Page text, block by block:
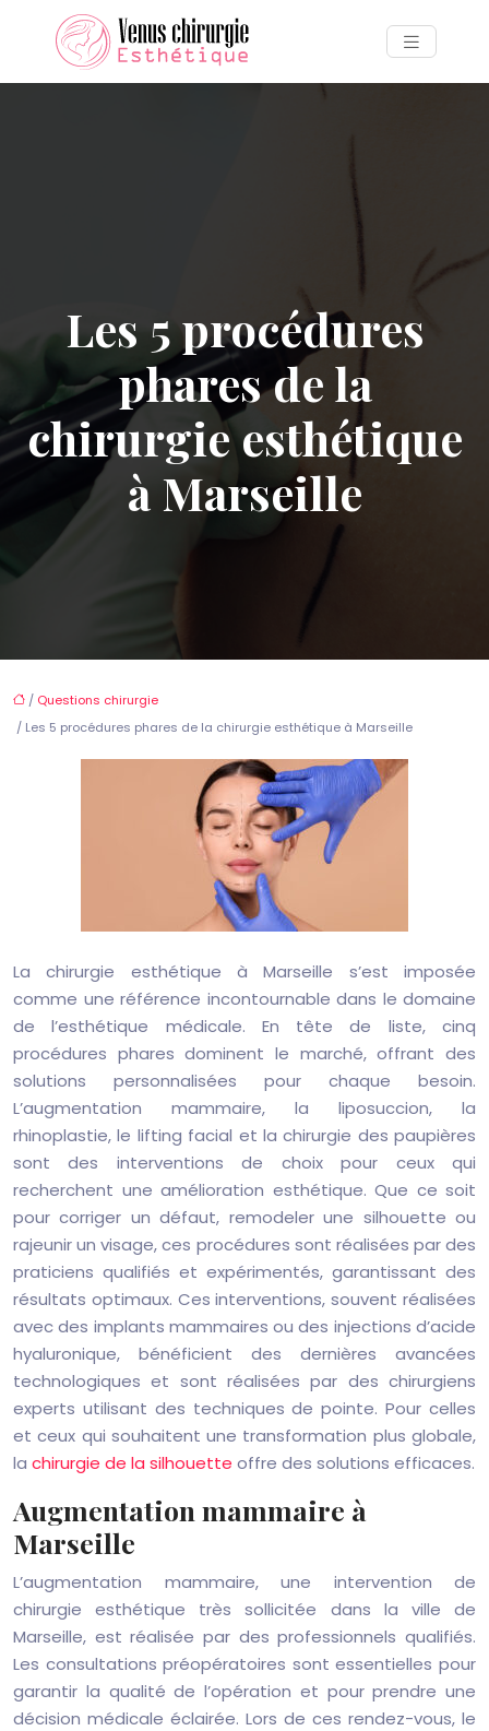
Les 5 procédures
phares de la
chirurgie esthétique
à Marseille
/ Questions chirurgie
/ Les 5 procédures phares de la chirurgie esthétique à Marseille
La chirurgie esthétique à Marseille s’est imposée
comme une référence incontournable dans le domaine
de l’esthétique médicale. En tête de liste, cinq
procédures phares dominent le marché, offrant des
solutions personnalisées pour chaque besoin.
L’augmentation mammaire, la liposuccion, la
rhinoplastie, le lifting facial et la chirurgie des paupières
sont des interventions de choix pour ceux qui
recherchent une amélioration esthétique. Que ce soit
pour corriger un défaut, remodeler une silhouette ou
rajeunir un visage, ces procédures sont réalisées par des
praticiens qualifiés et expérimentés, garantissant des
résultats optimaux. Ces interventions, souvent réalisées
avec des implants mammaires ou des injections d’acide
hyaluronique, bénéficient des dernières avancées
technologiques et sont réalisées par des chirurgiens
experts utilisant des techniques de pointe. Pour celles
et ceux qui souhaitent une transformation plus globale,
la chirurgie de la silhouette offre des solutions efficaces.
Augmentation mammaire à
Marseille
L’augmentation mammaire, une intervention de
chirurgie esthétique très sollicitée dans la ville de
Marseille, est réalisée par des professionnels qualifiés.
Les consultations préopératoires sont essentielles pour
garantir la qualité de l’opération et pour prendre une
décision médicale éclairée. Lors de ces rendez-vous, le